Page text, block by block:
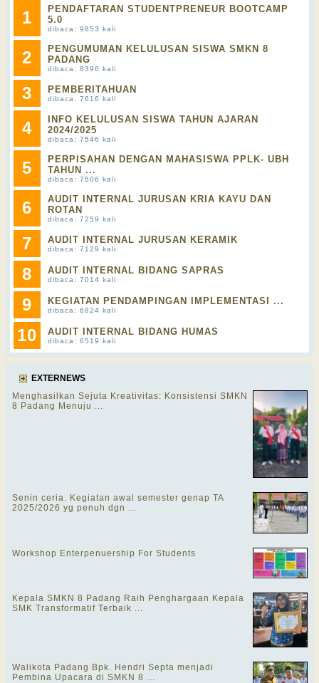
1
PENDAFTARAN STUDENTPRENEUR BOOTCAMP
5.0
dibaca: 9853 kali
2
PENGUMUMAN KELULUSAN SISWA SMKN 8
PADANG
dibaca: 8396 kali
3 PEMBERITAHUAN
dibaca: 7616 kali
4
INFO KELULUSAN SISWA TAHUN AJARAN
2024/2025
dibaca: 7546 kali
5
PERPISAHAN DENGAN MAHASISWA PPLK- UBH
TAHUN ...
dibaca: 7506 kali
6
AUDIT INTERNAL JURUSAN KRIA KAYU DAN
ROTAN
dibaca: 7259 kali
7 AUDIT INTERNAL JURUSAN KERAMIK
dibaca: 7129 kali
8 AUDIT INTERNAL BIDANG SAPRAS
dibaca: 7014 kali
9 KEGIATAN PENDAMPINGAN IMPLEMENTASI ...
dibaca: 6824 kali
10 AUDIT INTERNAL BIDANG HUMAS
dibaca: 6519 kali
EXTERNEWS
Menghasilkan Sejuta Kreativitas: Konsistensi SMKN
8 Padang Menuju ...
Senin ceria. Kegiatan awal semester genap TA
2025/2026 yg penuh dgn ...
Workshop Enterpenuership For Students
Kepala SMKN 8 Padang Raih Penghargaan Kepala
SMK Transformatif Terbaik ...
Walikota Padang Bpk. Hendri Septa menjadi
Pembina Upacara di SMKN 8 ...